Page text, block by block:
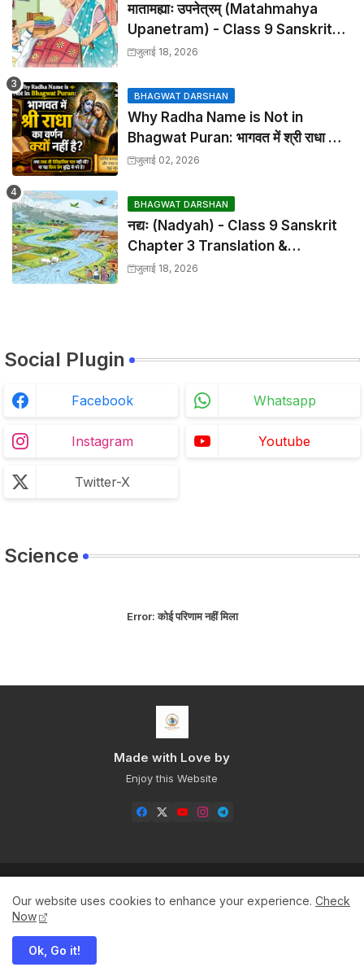
मातामह्याः उपनेत्रम् (Matahmahya
Upanetram) - Class 9 Sanskrit
Chapter 2 Translation &
जुलाई 18, 2026
BHAGWAT DARSHAN
Why Radha Name is Not in
Bhagwat Puran: भागवत में श्री राधा का
वर्णन क्यों नहीं है?
जुलाई 02, 2026
BHAGWAT DARSHAN
नद्यः (Nadyah) - Class 9 Sanskrit
Chapter 3 Translation &
Solutions
जुलाई 18, 2026
Social Plugin
Facebook Whatsapp
Instagram Youtube
Twitter-X
Science
Error:कोई परिणाम नहीं मिला
Made with Love by
Enjoy this Website
Our website uses cookies to enhance your experience. Check
Now
Ok, Go it!